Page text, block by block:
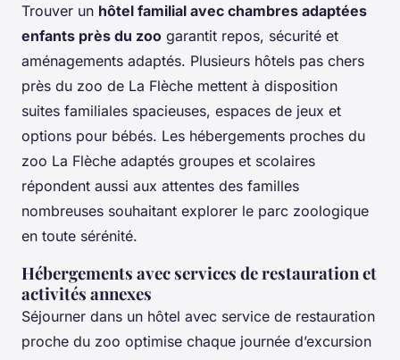
Trouver un hôtel familial avec chambres adaptées
enfants près du zoo garantit repos, sécurité et
aménagements adaptés. Plusieurs hôtels pas chers
près du zoo de La Flèche mettent à disposition
suites familiales spacieuses, espaces de jeux et
options pour bébés. Les hébergements proches du
zoo La Flèche adaptés groupes et scolaires
répondent aussi aux attentes des familles
nombreuses souhaitant explorer le parc zoologique
en toute sérénité.
Hébergements avec services de restauration et
activités annexes
Séjourner dans un hôtel avec service de restauration
proche du zoo optimise chaque journée d’excursion